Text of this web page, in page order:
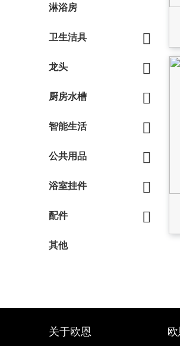
淋浴房
卫生洁具
龙头
厨房水槽
智能生活
公共用品
浴室挂件
配件
其他
关于欧恩